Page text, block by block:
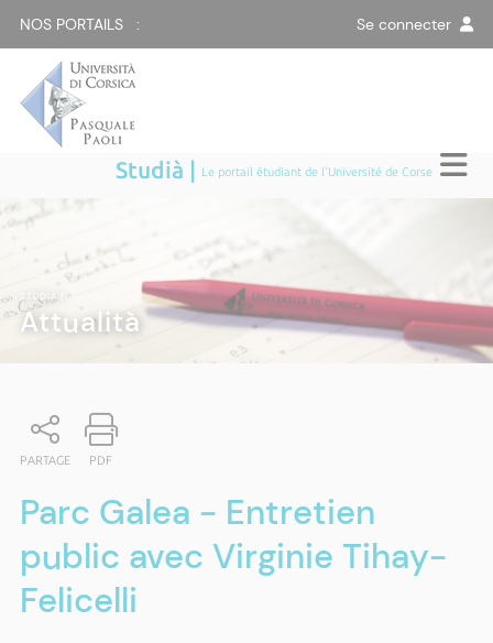
NOS PORTAILS : Se connecter
Studià | Le portail étudiant de l'Université de Corse
STUDIÀ
Attualità
PARTAGE PDF
Parc Galea - Entretien
public avec Virginie Tihay-
Felicelli